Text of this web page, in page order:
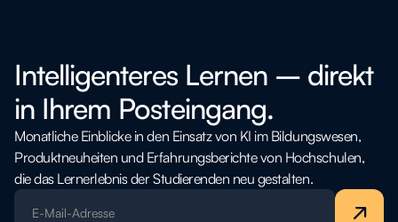
Intelligenteres Lernen – direkt
in Ihrem Posteingang.
Monatliche Einblicke in den Einsatz von KI im Bildungswesen,
Produktneuheiten und Erfahrungsberichte von Hochschulen,
die das Lernerlebnis der Studierenden neu gestalten.